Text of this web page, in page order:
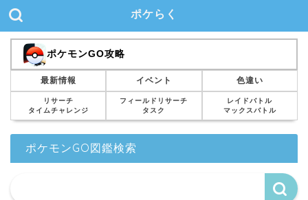
ポケらく
ポケモンGO攻略
最新情報 イベント 色違い
リサーチ
タイムチャレンジ
フィールドリサーチ
タスク
レイドバトル
マックスバトル
ポケモンGO図鑑検索